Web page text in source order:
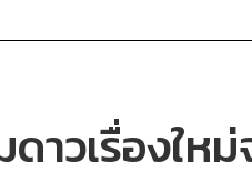
วเรื่องใหม่